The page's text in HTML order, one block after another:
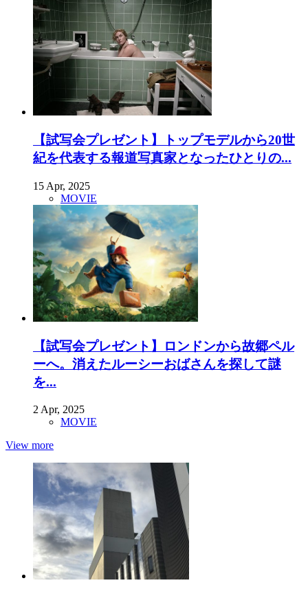
【試写会プレゼント】トップモデルから20世
紀を代表する報道写真家となったひとりの...
15 Apr, 2025
MOVIE
【試写会プレゼント】ロンドンから故郷ペル
ーへ。消えたルーシーおばさんを探して謎
を...
2 Apr, 2025
MOVIE
View more